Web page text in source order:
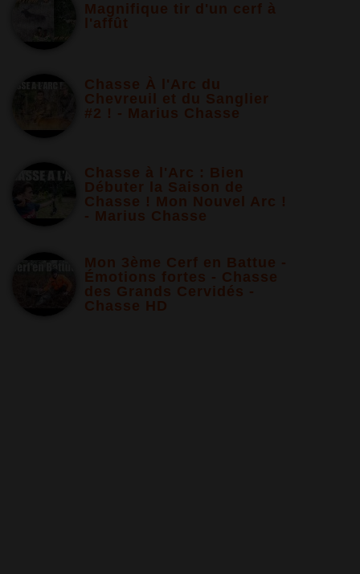
Magnifique tir d'un cerf à
l'affût
Chasse À l'Arc du
Chevreuil et du Sanglier
#2 ! - Marius Chasse
Chasse à l'Arc : Bien
Débuter la Saison de
Chasse ! Mon Nouvel Arc !
- Marius Chasse
Mon 3ème Cerf en Battue -
Émotions fortes - Chasse
des Grands Cervidés -
Chasse HD